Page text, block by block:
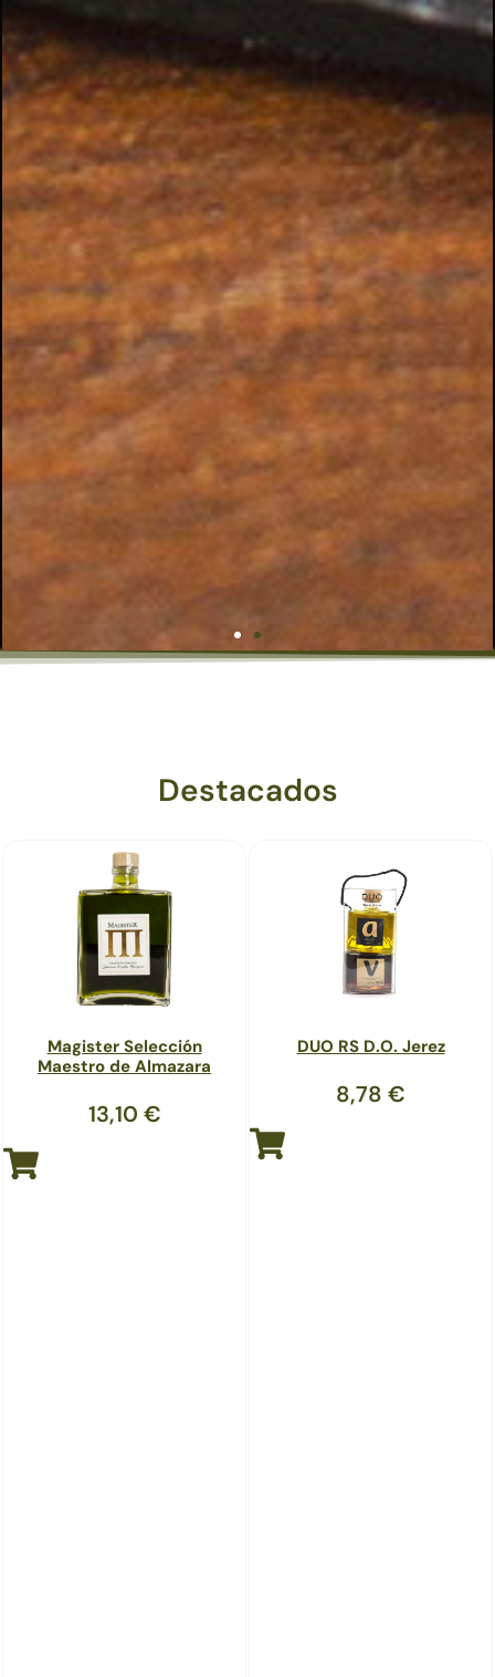
Dos botellas en una: El mejore AOVE y el mejor Vinagre de
Reserva DO Jerez.
Destacados
Magister Selección
Maestro de Almazara
13,10 €
DUO RS D.O. Jerez
8,78 €